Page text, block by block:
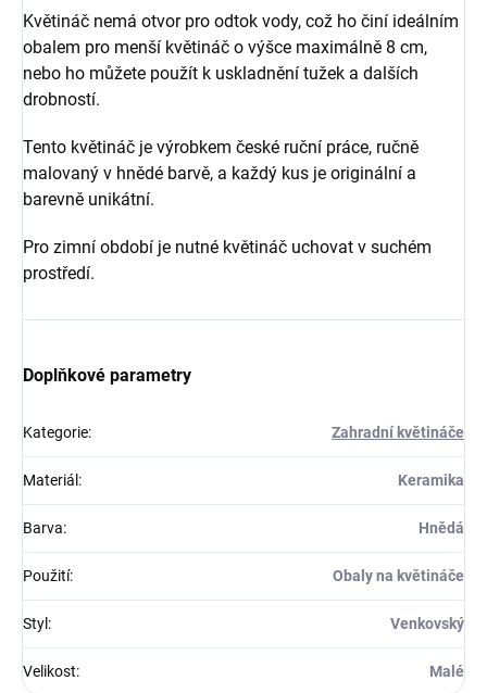
Květináč nemá otvor pro odtok vody, což ho činí ideálním
obalem pro menší květináč o výšce maximálně 8 cm,
nebo ho můžete použít k uskladnění tužek a dalších
drobností.
Tento květináč je výrobkem české ruční práce, ručně
malovaný v hnědé barvě, a každý kus je originální a
barevně unikátní.
Pro zimní období je nutné květináč uchovat v suchém
prostředí.
Doplňkové parametry
Kategorie: Zahradní květináče
Materiál : Keramika
Barva: Hnědá
Použití: Obaly na květináče
Styl : Venkovský
Velikost: Malé